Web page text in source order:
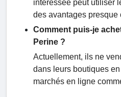
intéressée peut utiliser
des avantages presque
Comment puis-je
Perine ?
Actuellement, ils ne
dans leurs boutiques
marchés en ligne